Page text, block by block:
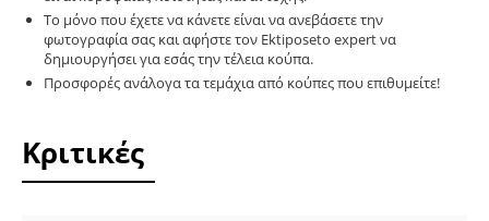
Το μόνο που έχετε να κάνετε είναι να ανεβάσετε την
φωτογραφία σας και αφήστε τον Ektiposeto expert να
δημιουργήσει για εσάς την τέλεια κούπα.
Προσφορές ανάλογα τα τεμάχια από κούπες που επιθυμείτε!
Κριτικές